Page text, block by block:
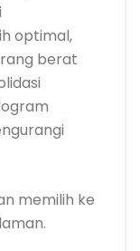
optimal,
berat
memilih ke